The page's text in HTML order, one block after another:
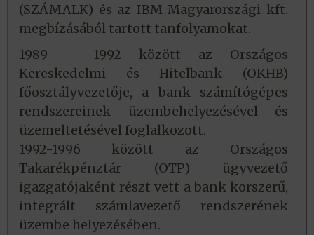
(SZÁMALK) és az IBM Magyarországi kft.
megbízásából tartott tanfolyamokat.
1989 – 1992 között az Országos
Kereskedelmi és Hitelbank (OKHB)
főosztályvezetője, a bank számítógépes
rendszereinek üzembehelyezésével és
üzemeltetésével foglalkozott.
1992-1996 között az Országos
Takarékpénztár (OTP) ügyvezető
igazgatójaként részt vett a bank korszerű,
integrált számlavezető rendszerének
üzembe helyezésében.